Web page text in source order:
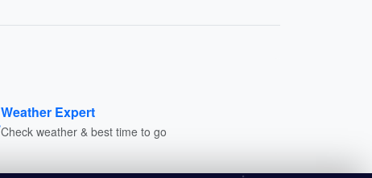
Weather Expert
Check weather & best time to go